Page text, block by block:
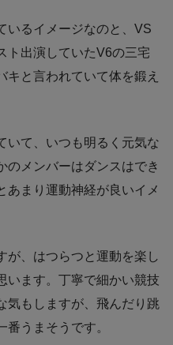
いるイメージなのと、VS
ト出演していたV6の三宅
キと言われていて体を鍛え
いて、いつも明るく元気な
のメンバーはダンスはでき
あまり運動神経が良いイメ
が、はつらつと運動を楽し
います。丁寧で細かい競技
気もしますが、飛んだり跳
うまそうです。